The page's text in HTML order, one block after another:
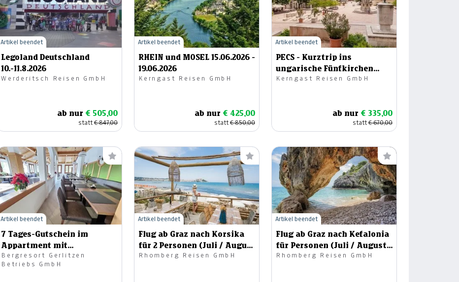
Legoland Deutschland
10.-11.8.2026
Werderitsch Reisen GmbH
ab nur € 505,00
statt€ 847,00
Artikel beendet
RHEIN und MOSEL 15.06.2026 -
19.06.2026
Kerngast Reisen GmbH
ab nur € 425,00
statt€ 850,00
Artikel beendet
PECS - Kurztrip ins
ungarische Fünfkirchen
25.04.- 26.04.2026
Kerngast Reisen GmbH
ab nur € 335,00
statt€ 670,00
Artikel beendet
7 Tages-Gutschein im
Appartment mit
Wellnessangebot
Bergresort Gerlitzen
Betriebs GmbH
Artikel beendet
Flug ab Graz nach Korsika
für 2 Personen (Juli / August
2026)
Rhomberg Reisen GmbH
Artikel beendet
Flug ab Graz nach Kefalonia
für Personen (Juli / August
2026)
Rhomberg Reisen GmbH
Artikel beendet